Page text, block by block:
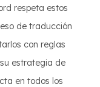
respeta estos
de traducción
con reglas
estrategia de
en todos los